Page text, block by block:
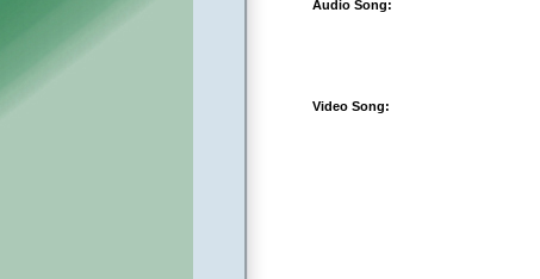
Audio Song:
Video Song: